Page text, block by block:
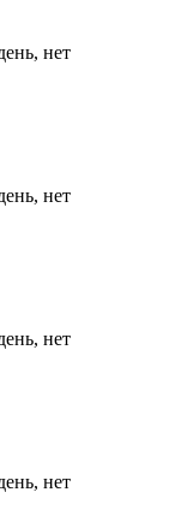
нет
нет
нет
нет